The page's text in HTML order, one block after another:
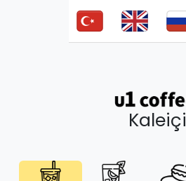
Kaleiçi